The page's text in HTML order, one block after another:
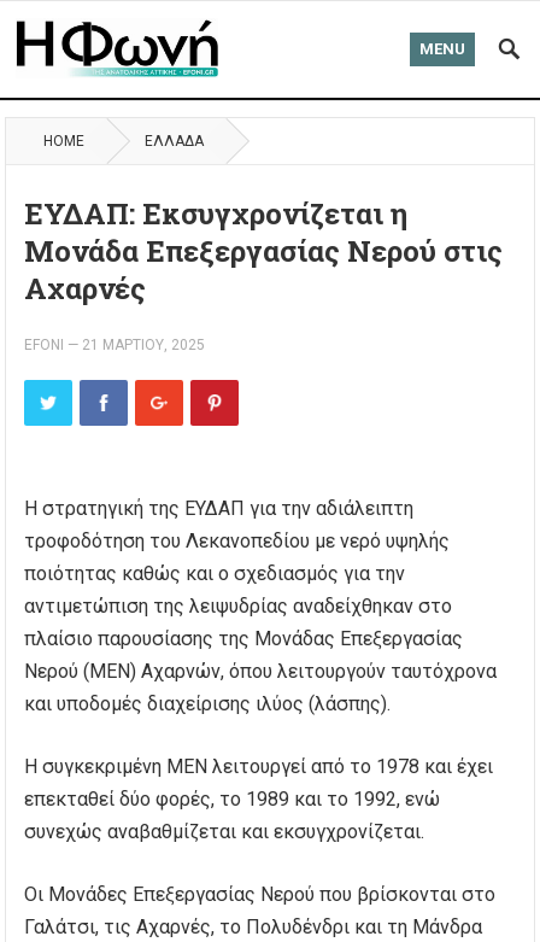
MENU
HOME ΈΛΛΑΔΑ
ΕΥΔΑΠ: Εκσυγχρονίζεται η
Μονάδα Επεξεργασίας Νερού στις
Αχαρνές
EFONI — 21 ΜΑΡΤΊΟΥ, 2025
Η στρατηγική της ΕΥΔΑΠ για την αδιάλειπτη
τροφοδότηση του Λεκανοπεδίου με νερό υψηλής
ποιότητας καθώς και ο σχεδιασμός για την
αντιμετώπιση της λειψυδρίας αναδείχθηκαν στο
πλαίσιο παρουσίασης της Μονάδας Επεξεργασίας
Νερού (ΜΕΝ) Αχαρνών, όπου λειτουργούν ταυτόχρονα
και υποδομές διαχείρισης ιλύος (λάσπης).
Η συγκεκριμένη ΜΕΝ λειτουργεί από το 1978 και έχει
επεκταθεί δύο φορές, το 1989 και το 1992, ενώ
συνεχώς αναβαθμίζεται και εκσυγχρονίζεται.
Οι Μονάδες Επεξεργασίας Νερού που βρίσκονται στο
Γαλάτσι, τις Αχαρνές, το Πολυδένδρι και τη Μάνδρα